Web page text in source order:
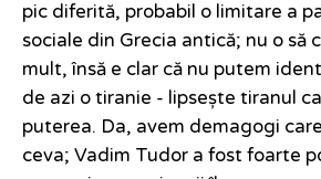
pic diferită, probabil o limitare a
sociale din Grecia antică; nu o să
mult, însă e clar că nu putem
de azi o tiranie - lipsește tiranul
puterea. Da, avem demagogi
ceva; Vadim Tudor a fost foarte